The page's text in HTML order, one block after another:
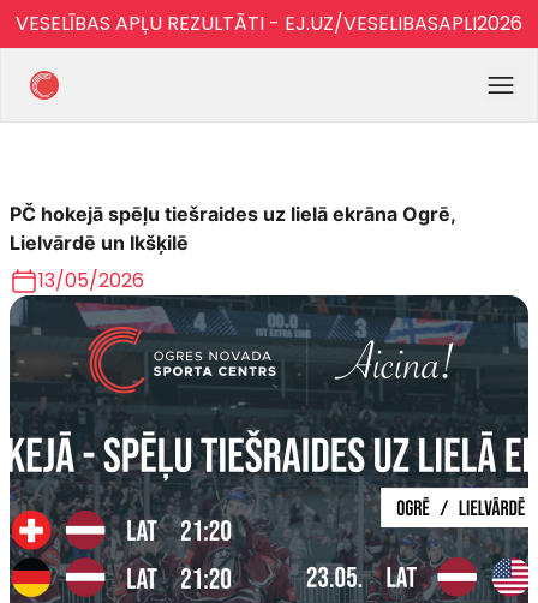
VESELĪBAS APĻU REZULTĀTI - EJ.UZ/VESELIBASAPLI2026
PČ hokejā spēļu tiešraides uz lielā ekrāna Ogrē,
Lielvārdē un Ikšķilē
13/05/2026